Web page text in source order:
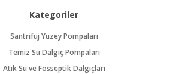
Kategoriler
Santrifüj Yüzey Pompaları
Temiz Su Dalgıç Pompaları
Atık Su ve Fosseptik Dalgıçları